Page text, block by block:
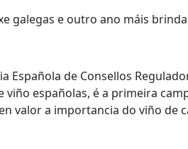
galegas e outro ano máis
Española de Consellos
viño españolas, é a primeira
valor a importancia do viño de